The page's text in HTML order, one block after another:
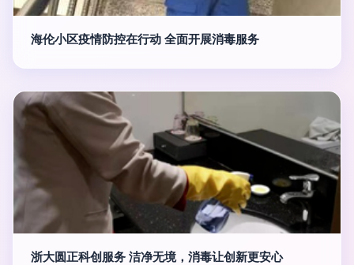
海伦小区疫情防控在行动 全面开展消毒服务
浙大圆正科创服务 洁净无境，消毒让创新更安心